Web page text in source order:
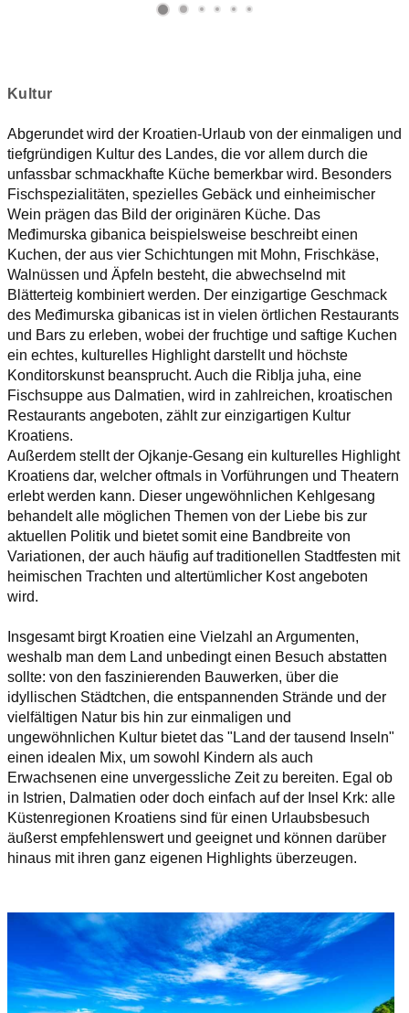
Kultur
Abgerundet wird der Kroatien-Urlaub von der einmaligen und
tiefgründigen Kultur des Landes, die vor allem durch die
unfassbar schmackhafte Küche bemerkbar wird. Besonders
Fischspezialitäten, spezielles Gebäck und einheimischer
Wein prägen das Bild der originären Küche. Das
Međimurska gibanica beispielsweise beschreibt einen
Kuchen, der aus vier Schichtungen mit Mohn, Frischkäse,
Walnüssen und Äpfeln besteht, die abwechselnd mit
Blätterteig kombiniert werden. Der einzigartige Geschmack
des Međimurska gibanicas ist in vielen örtlichen Restaurants
und Bars zu erleben, wobei der fruchtige und saftige Kuchen
ein echtes, kulturelles Highlight darstellt und höchste
Konditorskunst beansprucht. Auch die Riblja juha, eine
Fischsuppe aus Dalmatien, wird in zahlreichen, kroatischen
Restaurants angeboten, zählt zur einzigartigen Kultur
Kroatiens.
Außerdem stellt der Ojkanje-Gesang ein kulturelles Highlight
Kroatiens dar, welcher oftmals in Vorführungen und Theatern
erlebt werden kann. Dieser ungewöhnlichen Kehlgesang
behandelt alle möglichen Themen von der Liebe bis zur
aktuellen Politik und bietet somit eine Bandbreite von
Variationen, der auch häufig auf traditionellen Stadtfesten mit
heimischen Trachten und altertümlicher Kost angeboten
wird.
Insgesamt birgt Kroatien eine Vielzahl an Argumenten,
weshalb man dem Land unbedingt einen Besuch abstatten
sollte: von den faszinierenden Bauwerken, über die
idyllischen Städtchen, die entspannenden Strände und der
vielfältigen Natur bis hin zur einmaligen und
ungewöhnlichen Kultur bietet das "Land der tausend Inseln"
einen idealen Mix, um sowohl Kindern als auch
Erwachsenen eine unvergessliche Zeit zu bereiten. Egal ob
in Istrien, Dalmatien oder doch einfach auf der Insel Krk: alle
Küstenregionen Kroatiens sind für einen Urlaubsbesuch
äußerst empfehlenswert und geeignet und können darüber
hinaus mit ihren ganz eigenen Highlights überzeugen.